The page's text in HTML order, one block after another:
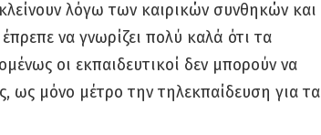
λόγω των καιρικών συνθηκών και
να γνωρίζει πολύ καλά ότι τα
οι εκπαιδευτικοί δεν μπορούν να
ως μόνο μέτρο την τηλεκπαίδευση για τα